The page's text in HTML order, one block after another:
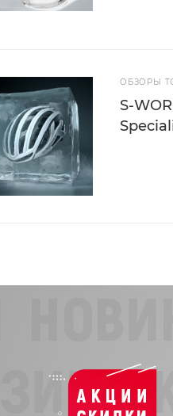
ОБЗОРЫ
S-